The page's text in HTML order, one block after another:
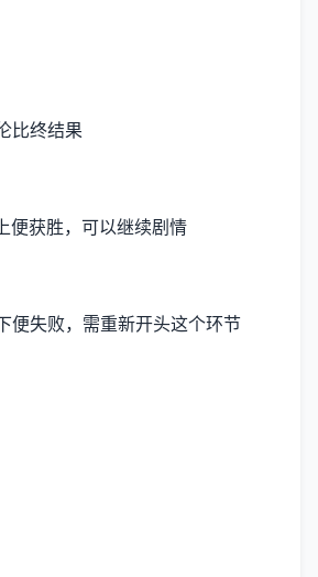
比终结果
便获胜，可以继续剧情
便失败，需重新开头这个环节